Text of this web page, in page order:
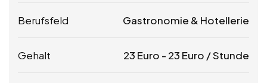
Berufsfeld Gastronomie & Hotellerie
Gehalt 23 Euro - 23 Euro / Stunde